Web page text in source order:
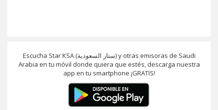
Escucha Star KSA (ستار السعودية) y otras emisoras de Saudi
Arabia en tu móvil donde quiera que estés, descarga nuestra
app en tu smartphone ¡GRATIS!